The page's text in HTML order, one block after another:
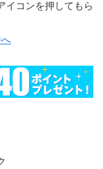
イコンを押してもら